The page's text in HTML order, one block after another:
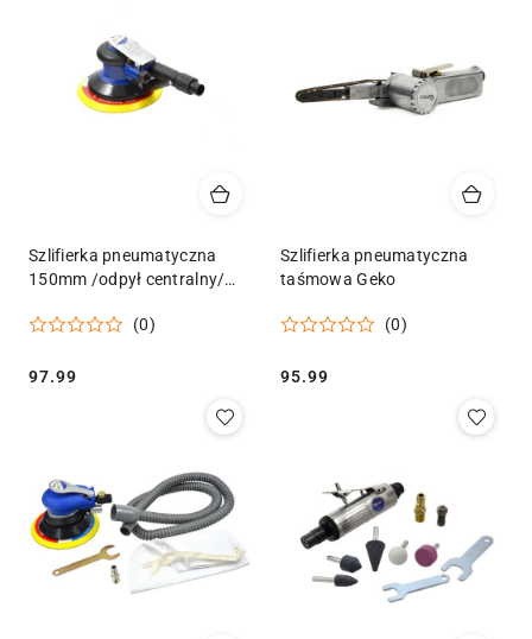
Szlifierka pneumatyczna
150mm /odpył centralny/
(0)
Cena:
97.99
Szlifierka pneumatyczna
taśmowa Geko
(0)
Cena:
95.99